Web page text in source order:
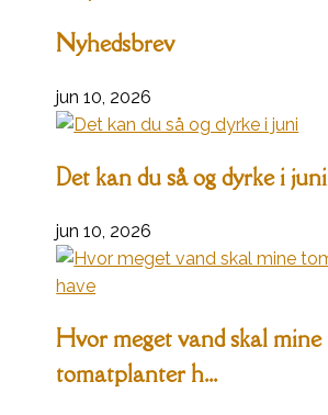
Nyhedsbrev
jun 10, 2026
Det kan du så og dyrke i juni
jun 10, 2026
Hvor meget vand skal mine
tomatplanter h...